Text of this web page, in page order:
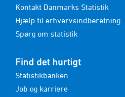
Kontakt Danmarks Statistik
Hjælp til erhvervsindberetning
Spørg om statistik
Find det hurtigt
Statistikbanken
Job og karriere